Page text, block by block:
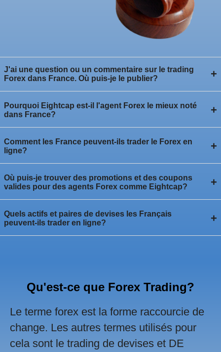
J'ai une question ou un commentaire sur le trading
Forex dans France. Où puis-je le publier?
+
Pourquoi Eightcap est-il l'agent Forex le mieux noté
dans France?
+
Comment les France peuvent-ils trader le Forex en
ligne?
+
Où puis-je trouver des promotions et des coupons
valides pour des agents Forex comme Eightcap?
+
Quels actifs et paires de devises les Français
peuvent-ils trader en ligne?
+
Qu'est-ce que Forex Trading?
Le terme forex est la forme raccourcie de
change. Les autres termes utilisés pour
cela sont le trading de devises et DE